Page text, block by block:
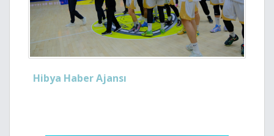
Hibya Haber Ajansı